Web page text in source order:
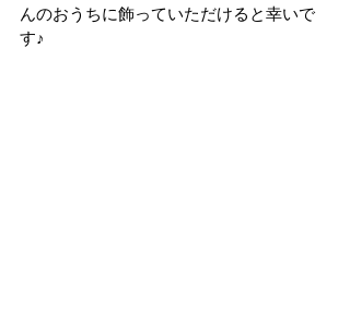
んのおうちに飾っていただけると幸いで
す♪